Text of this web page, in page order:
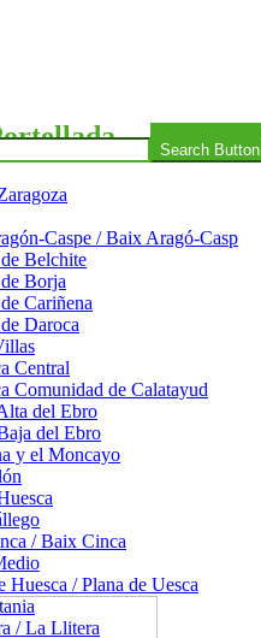
Search Button
Caspe / Baix Aragó-Casp
Belchite
Borja
Cariñena
Daroca
Central
Comunidad de Calatayud
del Ebro
del Ebro
y el Moncayo
/ Baix Cinca
Huesca / Plana de Uesca
/ La Llitera